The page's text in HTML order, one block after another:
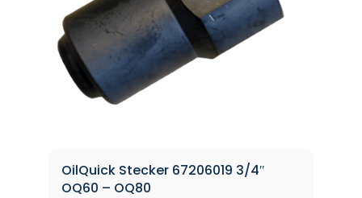
OilQuick Stecker 67206019 3/4″
OQ60 – OQ80